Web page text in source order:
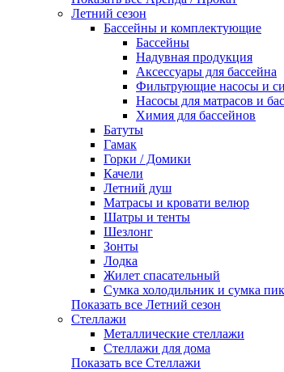
Летний сезон
Бассейны и комплектующие
Бассейны
Надувная продукция
Аксессуары для бассейна
Фильтрующие насосы и
Насосы для матрасов и
Химия для бассейнов
Батуты
Гамак
Горки / Домики
Качели
Летний душ
Матрасы и кровати велюр
Шатры и тенты
Шезлонг
Зонты
Лодка
Жилет спасательный
Сумка холодильник и сумка
Показать все Летний сезон
Стеллажи
Металлические стеллажи
Стеллажи для дома
Показать все Стеллажи